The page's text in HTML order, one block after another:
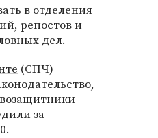
в отделения
репостов и
дел.
(СПЧ)
за